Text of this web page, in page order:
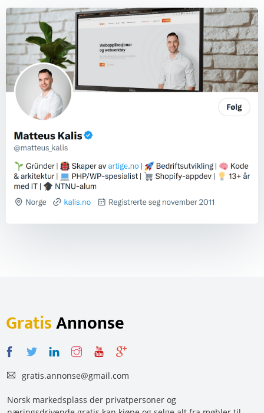
GratisAnnonse
gratis.annonse@gmail.com
Norsk markedsplass der privatpersoner og